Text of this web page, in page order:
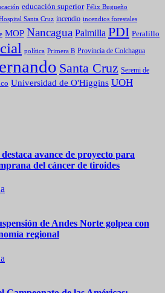
educación superior Félix Bugueño
Santa Cruz incendio incendios forestales
MOP Nancagua Palmilla PDI Peralillo
política Primera B Provincia de Colchagua
Santa Cruz Seremi de
Universidad de O'Higgins UOH
avance de proyecto para
del cáncer de tiroides
de Andes Norte golpea con
regional